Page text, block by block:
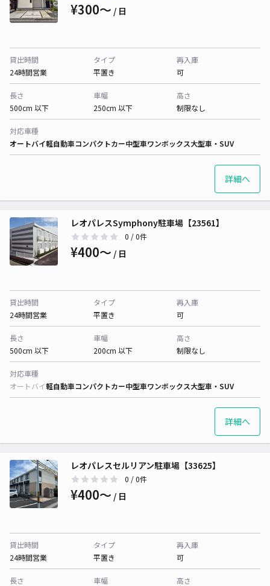
¥300〜 / 日
貸出時間
24時間営業
タイプ
平置き
再入庫
可
長さ
500cm 以下
車幅
250cm 以下
高さ
制限なし
対応車種
オートバイ軽自動車コンパクトカー中型車ワンボックス大型車・SUV
詳細へ
レオパレスSymphony駐車場【23561】
0 / 0件
¥400〜 / 日
貸出時間
24時間営業
タイプ
平置き
再入庫
可
長さ
500cm 以下
車幅
200cm 以下
高さ
制限なし
対応車種
オートバイ軽自動車コンパクトカー中型車ワンボックス大型車・SUV
詳細へ
レオパレスセルリアン駐車場【33625】
0 / 0件
¥400〜 / 日
貸出時間
24時間営業
タイプ
平置き
再入庫
可
長さ
車幅
高さ